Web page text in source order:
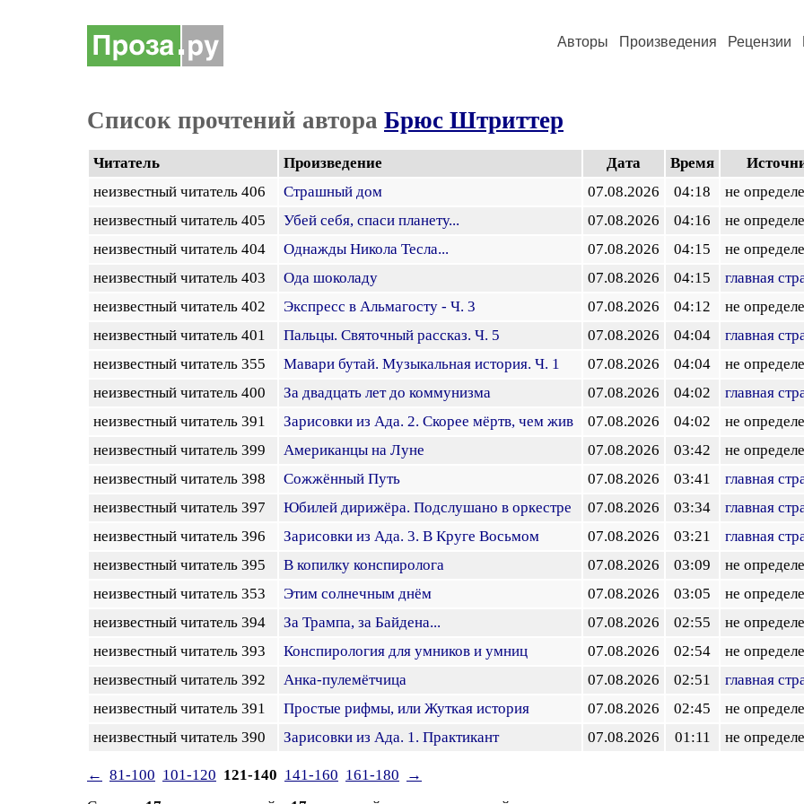
Авторы Произведения Рецензии
Список прочтений автора Брюс Штриттер
Читатель Произведение Дата Время
неизвестный читатель 406
Страшный дом 07.08.2026 04:18
не
неизвестный читатель 405
Убей себя, спаси планету... 07.08.2026 04:16
не
неизвестный читатель 404
Однажды Никола Тесла... 07.08.2026 04:15
не
неизвестный читатель 403
Ода шоколаду 07.08.2026 04:15
главная
неизвестный читатель 402
Экспресс в Альмагосту - Ч. 3 07.08.2026 04:12
не
неизвестный читатель 401
Пальцы. Святочный рассказ. Ч. 5 07.08.2026 04:04
главная
неизвестный читатель 355
Мавари бутай. Музыкальная история. Ч. 1 07.08.2026 04:04
не
неизвестный читатель 400
За двадцать лет до коммунизма 07.08.2026 04:02
главная
неизвестный читатель 391
Зарисовки из Ада. 2. Скорее мёртв, чем жив 07.08.2026 04:02
не
неизвестный читатель 399
Американцы на Луне 07.08.2026 03:42
не
неизвестный читатель 398
Сожжённый Путь 07.08.2026 03:41
главная
неизвестный читатель 397
Юбилей дирижёра. Подслушано в оркестре 07.08.2026 03:34
главная
неизвестный читатель 396
Зарисовки из Ада. 3. В Круге Восьмом 07.08.2026 03:21
главная
неизвестный читатель 395
В копилку конспиролога 07.08.2026 03:09
не
неизвестный читатель 353
Этим солнечным днём 07.08.2026 03:05
не
неизвестный читатель 394
За Трампа, за Байдена... 07.08.2026 02:55
не
неизвестный читатель 393
Конспирология для умников и умниц 07.08.2026 02:54
не
неизвестный читатель 392
Анка-пулемётчица 07.08.2026 02:51
главная
неизвестный читатель 391
Простые рифмы, или Жуткая история 07.08.2026 02:45
не
неизвестный читатель 390
Зарисовки из Ада. 1. Практикант 07.08.2026 01:11 не
← 81-100 101-120 121-140 141-160 161-180
→